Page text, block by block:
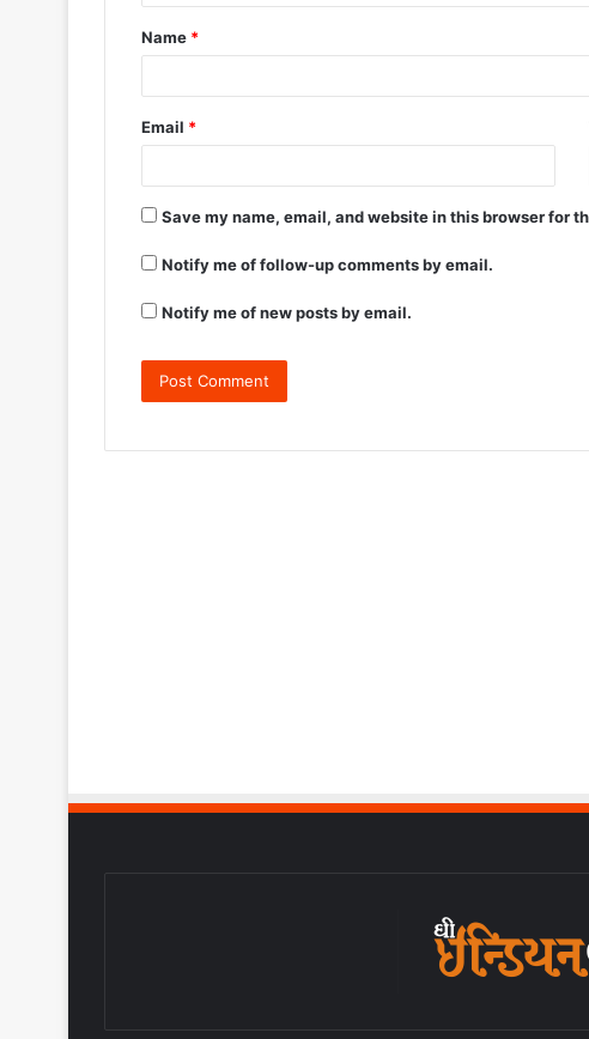
Name *
Email *
Save my name, email, and website in this browser for
Notify me of follow-up comments by email.
Notify me of new posts by email.